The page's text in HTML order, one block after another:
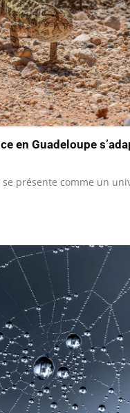
en Guadeloupe
présente comme un